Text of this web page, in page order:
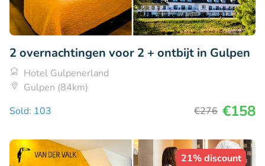
2 overnachtingen voor 2 + ontbijt in Gulpen
Hotel Gulpenerland
Gulpen (84km)
Sold: 103
€276 €158
21% discount